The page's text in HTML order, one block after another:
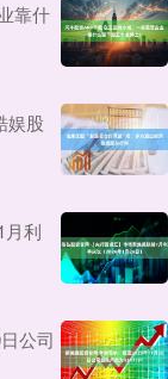
靠什
娱股
月利
公司